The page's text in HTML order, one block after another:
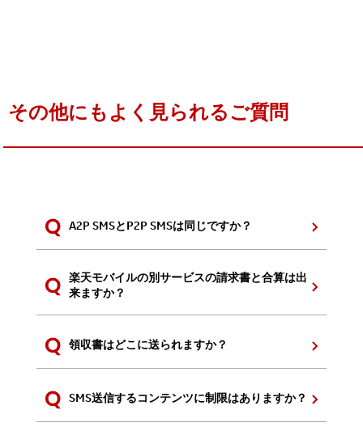
その他にもよく見られるご質問
A2P SMSとP2P SMSは同じですか？
楽天モバイルの別サービスの請求書と合算は出
来ますか？
領収書はどこに送られますか？
SMS送信するコンテンツに制限はありますか？